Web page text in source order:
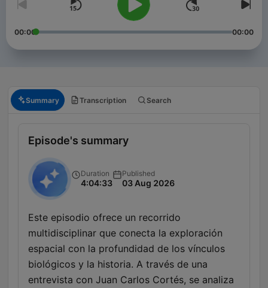
desconocido, lo fascinante… y lo real. En este podcast tendrás
el programa completo y muchos episodios extras.
00:00 00:00
Summary Transcription Search
Episode's summary
Duration
4:04:33
Published
03 Aug 2026
Este episodio ofrece un recorrido
multidisciplinar que conecta la exploración
espacial con la profundidad de los vínculos
biológicos y la historia. A través de una
entrevista con Juan Carlos Cortés, se analiza